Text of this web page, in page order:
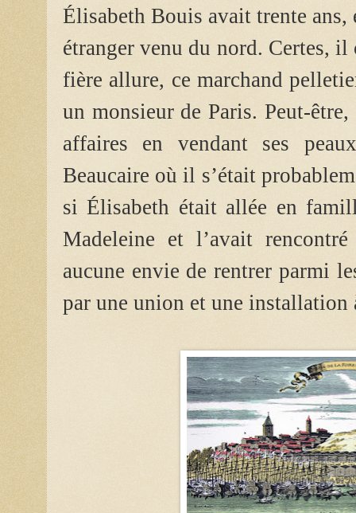
Élisabeth Bouis avait trente
étranger venu du nord. Certes,
fière allure, ce marchand
un monsieur de Paris. Peut-
affaires en vendant ses
Beaucaire où il s’était
si Élisabeth était allée en
Madeleine et l’avait
aucune envie de rentrer parmi
par une union et une installation